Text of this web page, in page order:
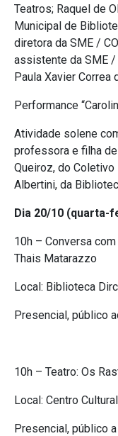
Teatros; Raquel de
Municipal de
diretora da SME /
assistente da SME /
Paula Xavier Correa
Performance
Atividade solene
professora e filha
Queiroz, do
Albertini, da
Dia 20/10 (quarta-
10h – Conversa
Thais Matarazzo
Local: Biblioteca
Presencial, público
10h – Teatro: Os
Local: Centro
Presencial, público